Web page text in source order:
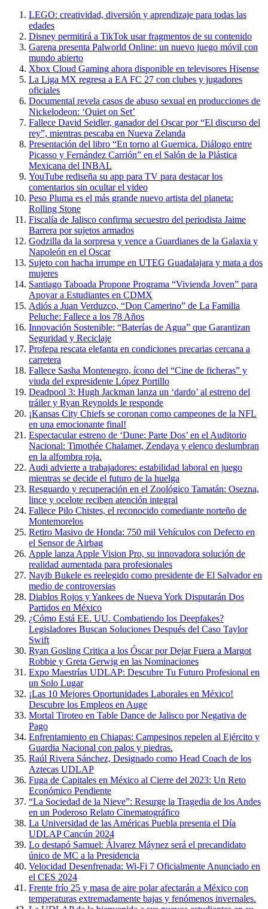
LEGO: creatividad, diversión y aprendizaje para todas las
edades
Disney permitirá a TikTok usar fragmentos de su contenido
Garena presenta Palworld Online: un nuevo juego móvil con
mundo abierto
Xbox Cloud Gaming ahora disponible en televisores Hisense
La Liga MX regresa a EA FC 27 con clubes y jugadores
oficiales
Documental revela casos de abuso sexual en producciones de
Nickelodeon: ‘Quiet on Set’
Fallece David Seidler, ganador del Oscar por “El discurso del
rey”, mientras pescaba en Nueva Zelanda
Presentación del libro “En torno al Guernica. Diálogo entre
Picasso y Fernández Carrión” en el Salón de la Plástica
Mexicana del INBAL
YouTube rediseña su app para TV para destacar los
comentarios sin ocultar el video
Peso Pluma es el más grande nuevo artista del planeta:
Rolling Stone
Fiscalía de Jalisco confirma secuestro del periodista Jaime
Barrera por sujetos armados
Godzilla da la sorpresa y vence a Guardianes de la Galaxia y
Napoleón en el Oscar
Sujeto con hacha irrumpe en UTEG Guadalajara y mata a dos
mujeres
Santiago Taboada Propone Programa “Vivienda Joven” para
Apoyar a Estudiantes en CDMX
Adiós a Juan Verduzco, “Don Camerino” de La Familia
Peluche: Fallece a los 78 Años
Innovación Sostenible: “Baterías de Agua” que Garantizan
Seguridad y Reciclaje
Profepa rescata elefanta en condiciones precarias cercana a
carretera
Fallece Sasha Montenegro, ícono del “Cine de ficheras” y
viuda del expresidente López Portillo
Deadpool 3: Hugh Jackman lanza un ‘dardo’ al estreno del
tráiler y Ryan Reynolds le responde
¡Kansas City Chiefs se coronan como campeones de la NFL
en una emocionante final!
Espectacular estreno de ‘Dune: Parte Dos’ en el Auditorio
Nacional: Timothée Chalamet, Zendaya y elenco deslumbran
en la alfombra roja.
Audi advierte a trabajadores: estabilidad laboral en juego
mientras se decide el futuro de la huelga
Resguardo y recuperación en el Zoológico Tamatán: Osezna,
lince y ocelote reciben atención integral
Fallece Pilo Chistes, el reconocido comediante norteño de
Montemorelos
Retiro Masivo de Honda: 750 mil Vehículos con Defecto en
el Sensor de Airbag
Apple lanza Apple Vision Pro, su innovadora solución de
realidad aumentada para profesionales
Nayib Bukele es reelegido como presidente de El Salvador en
medio de controversias
Diablos Rojos y Yankees de Nueva York Disputarán Dos
Partidos en México
¿Cómo Está EE. UU. Combatiendo los Deepfakes?
Legisladores Buscan Soluciones Después del Caso Taylor
Swift
Ryan Gosling Critica a los Óscar por Dejar Fuera a Margot
Robbie y Greta Gerwig en las Nominaciones
Expo Maestrías UDLAP: Descubre Tu Futuro Profesional en
un Solo Lugar
¡Las 10 Mejores Oportunidades Laborales en México!
Descubre los Empleos en Auge
Mortal Tiroteo en Table Dance de Jalisco por Negativa de
Pago
Enfrentamiento en Chiapas: Campesinos repelen al Ejército y
Guardia Nacional con palos y piedras.
Raúl Rivera Sánchez, Designado como Head Coach de los
Aztecas UDLAP
Fuga de Capitales en México al Cierre del 2023: Un Reto
Económico Pendiente
“La Sociedad de la Nieve”: Resurge la Tragedia de los Andes
en un Poderoso Relato Cinematográfico
La Universidad de las Américas Puebla presenta el Día
UDLAP Cancún 2024
Lo destapó Samuel: Álvarez Máynez será el precandidato
único de MC a la Presidencia
Velocidad Desenfrenada: Wi-Fi 7 Oficialmente Anunciado en
el CES 2024
Frente frío 25 y masa de aire polar afectarán a México con
temperaturas extremadamente bajas y fenómenos invernales.